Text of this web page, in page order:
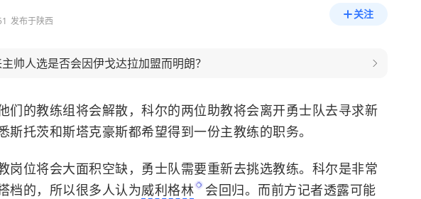
发布于陕西
关注
帅人选是否会因伊戈达拉加盟而明朗？
们的教练组将会解散，科尔的两位助教将会离开勇士队去寻求新
斯托茨和斯塔克豪斯都希望得到一份主教练的职务。
岗位将会大面积空缺，勇士队需要重新去挑选教练。科尔是非常
档的，所以很多人认为威利格林
会回归。而前方记者透露可能